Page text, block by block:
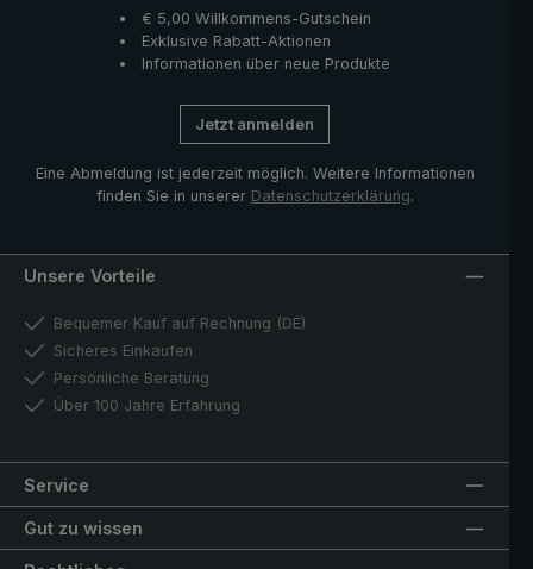
€ 5,00 Willkommens-Gutschein
Exklusive Rabatt-Aktionen
Informationen über neue Produkte
Jetzt anmelden
Eine Abmeldung ist jederzeit möglich. Weitere Informationen
finden Sie in unserer Datenschutzerklärung.
Unsere Vorteile
Bequemer Kauf auf Rechnung (DE)
Sicheres Einkaufen
Persönliche Beratung
Über 100 Jahre Erfahrung
Service
Gut zu wissen